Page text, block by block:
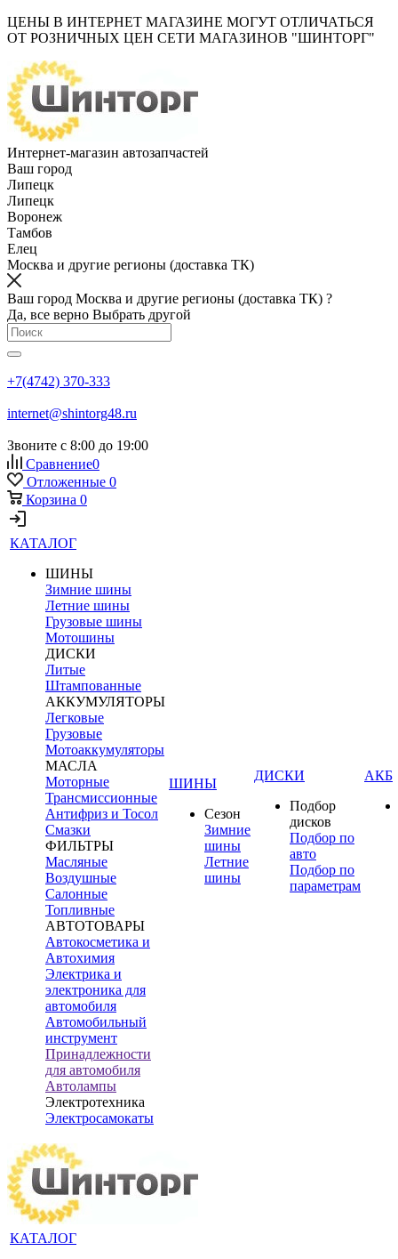
ЦЕНЫ В ИНТЕРНЕТ МАГАЗИНЕ МОГУТ ОТЛИЧАТЬСЯ
ОТ РОЗНИЧНЫХ ЦЕН СЕТИ МАГАЗИНОВ "ШИНТОРГ"
Интернет-магазин автозапчастей
Ваш город
Липецк
Липецк
Воронеж
Тамбов
Елец
Москва и другие регионы (доставка ТК)
Ваш город Москва и другие регионы (доставка ТК) ?
Да, все верно Выбрать другой
+7(4742) 370-333
internet@shintorg48.ru
Звоните с 8:00 до 19:00
Сравнение0
Отложенные 0
Корзина 0
КАТАЛОГ
ШИНЫ
Зимние шины
Летние шины
Грузовые шины
Мотошины
ДИСКИ
Литые
Штампованные
АККУМУЛЯТОРЫ
Легковые
Грузовые
Мотоаккумуляторы
МАСЛА
Моторные
Трансмиссионные
Антифриз и Тосол
Смазки
ФИЛЬТРЫ
Масляные
Воздушные
Салонные
Топливные
АВТОТОВАРЫ
Автокосметика и
Автохимия
Электрика и
электроника для
автомобиля
Автомобильный
инструмент
Принадлежности
для автомобиля
Автолампы
Электротехника
Электросамокаты
ШИНЫ
Сезон
Зимние
шины
Летние
шины
ДИСКИ
Подбор
дисков
Подбор по
авто
Подбор по
параметрам
АКБ
КАТАЛОГ